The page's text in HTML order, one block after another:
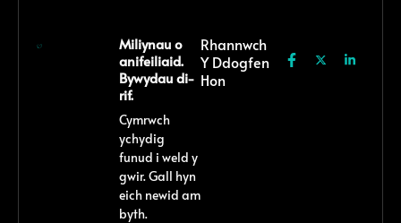
Miliynau o
anifeiliaid.
Bywydau di-
rif.
Cymrwch
ychydig
funud i weld y
gwir. Gall hyn
eich newid am
byth.
Rhannwch
Y Ddogfen
Hon